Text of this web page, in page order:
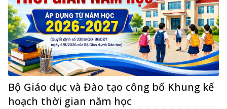
Bộ Giáo dục và Đào tạo công bố Khung kế
hoạch thời gian năm học